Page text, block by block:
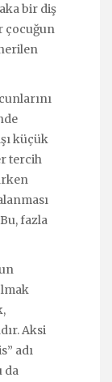
bir diş
çocuğun
küçük
tercih
fazla
Aksi
adı
da